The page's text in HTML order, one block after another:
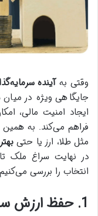
وقتی بهآینده
جایگاهی ویژه در میان
ایجاد امنیت مالی،
فراهم می‌کند. به همین
مثل طلا، ارز یا حتی
در نهایت سراغ ملک
انتخاب را بررسی
1. حفظ ارزش سرمایه در بلندمدت